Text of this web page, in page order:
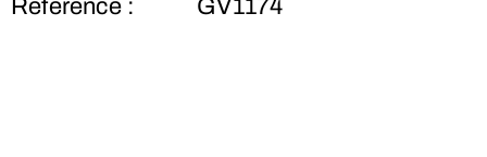
Référence : GV1174